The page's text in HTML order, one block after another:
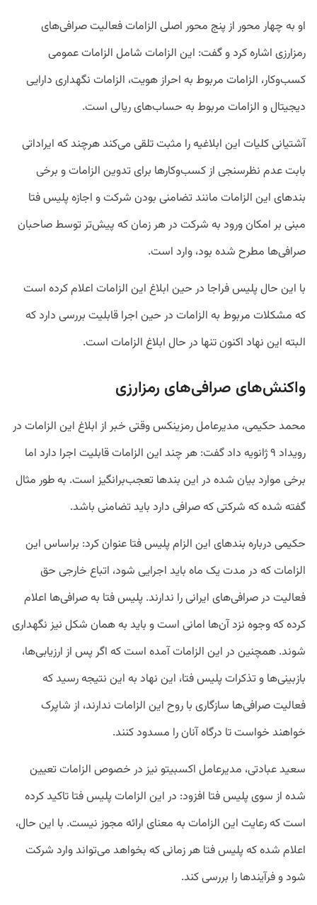
او به چهار محور از پنج محور اصلی الزامات فعالیت صرافی‌های
رمزارزی اشاره کرد و گفت: این الزامات شامل الزامات عمومی
کسب‌وکار، الزامات مربوط به احراز هویت، الزامات نگهداری دارایی
دیجیتال و الزامات مربوط به حساب‌های ریالی است.
آشتیانی کلیات این ابلاغیه را مثبت تلقی می‌کند هرچند که ایراداتی
بابت عدم نظرسنجی از کسب‌وکارها برای تدوین الزامات و برخی
بندهای این الزامات مانند تضامنی بودن شرکت و اجازه پلیس فتا
مبنی بر امکان ورود به شرکت در هر زمان که پیش‌تر توسط صاحبان
صرافی‌ها مطرح شده بود، وارد است.
با این حال پلیس فراجا در حین ابلاغ این الزامات اعلام کرده است
که مشکلات مربوط به الزامات در حین اجرا قابلیت بررسی دارد که
البته این نهاد اکنون تنها در حال ابلاغ الزامات است.
واکنش‌های صرافی‌های رمزارزی
محمد حکیمی، مدیرعامل رمزینکس وقتی خبر از ابلاغ این الزامات در
رویداد ۹ ژانویه داد گفت: هر چند این الزامات قابلیت اجرا دارد اما
برخی موارد بیان شده در این بندها تعجب‌برانگیز است. به طور مثال
گفته شده که شرکتی که صرافی دارد باید تضامنی باشد.
حکیمی درباره بندهای این الزام پلیس فتا عنوان کرد: براساس این
الزامات که در مدت یک ماه باید اجرایی شود، اتباع خارجی حق
فعالیت در صرافی‌های ایرانی را ندارند. پلیس فتا به صرافی‌ها اعلام
کرده که وجوه نزد آن‌ها امانی است و باید به همان شکل نیز نگهداری
شوند. همچنین در این الزامات آمده است که اگر پس از ارزیابی‌ها،
بازبینی‌ها و تذکرات پلیس فتا، این نهاد به این نتیجه رسید که
فعالیت صرافی‌ها سازگاری با روح این الزامات ندارند، از شاپرک
خواهند خواست تا درگاه آنان را مسدود کنند.
سعید عبادتی، مدیرعامل اکسبیتو نیز در خصوص الزامات تعیین
شده از سوی پلیس فتا افزود: در این الزامات پلیس فتا تاکید کرده
است که رعایت این الزامات به معنای ارائه مجوز نیست. با این حال،
اعلام شده که پلیس فتا هر زمانی که بخواهد می‌تواند وارد شرکت
شود و فرآیندها را بررسی کند.